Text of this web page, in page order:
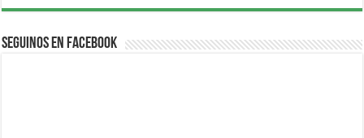
Seguinos en Facebook